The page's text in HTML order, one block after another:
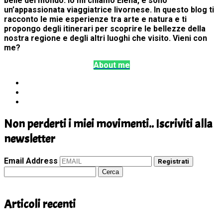
un’appassionata viaggiatrice livornese. In questo blog ti
racconto le mie esperienze tra arte e natura e ti
propongo degli itinerari per scoprire le bellezze della
nostra regione e degli altri luoghi che visito. Vieni con
me?
About me
Non perderti i miei movimenti.. Iscriviti alla
newsletter
Email Address Registrati
per:
Articoli recenti